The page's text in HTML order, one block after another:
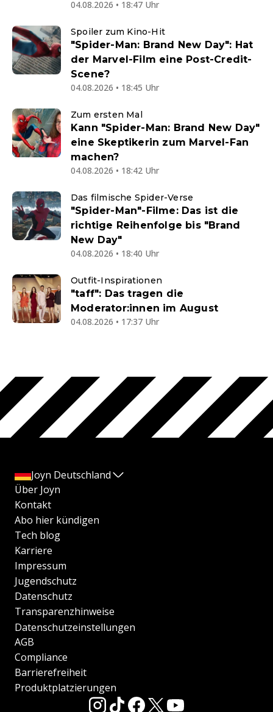
04.08.2026 • 18:47 Uhr
Spoiler zum Kino-Hit
"Spider-Man: Brand New Day": Hat
der Marvel-Film eine Post-Credit-
Scene?
04.08.2026 • 18:45 Uhr
Zum ersten Mal
Kann "Spider-Man: Brand New Day"
eine Skeptikerin zum Marvel-Fan
machen?
04.08.2026 • 18:42 Uhr
Das filmische Spider-Verse
"Spider-Man"-Filme: Das ist die
richtige Reihenfolge bis "Brand
New Day"
04.08.2026 • 18:40 Uhr
Outfit-Inspirationen
"taff": Das tragen die
Moderator:innen im August
04.08.2026 • 17:37 Uhr
Joyn Deutschland
Über Joyn
Kontakt
Abo hier kündigen
Tech blog
Karriere
Impressum
Jugendschutz
Datenschutz
Transparenzhinweise
Datenschutzeinstellungen
AGB
Compliance
Barrierefreiheit
Produktplatzierungen